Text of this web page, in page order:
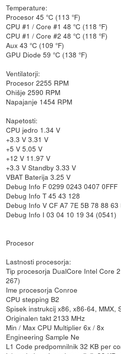
Temperature:
Procesor 45 °C (113 °F)
CPU #1 / Core #1 48 °C (118 °F)
CPU #1 / Core #2 48 °C (118 °F)
Aux 43 °C (109 °F)
GPU Diode 59 °C (138 °F)
Ventilatorji:
Procesor 2255 RPM
Ohišje 2590 RPM
Napajanje 1454 RPM
Napetosti:
CPU jedro 1.34 V
+3.3 V 3.31 V
+5 V 5.05 V
+12 V 11.97 V
+3.3 V Standby 3.33 V
VBAT Baterija 3.25 V
Debug Info F 0299 0243 0407 0FFF
Debug Info T 45 43 128
Debug Info V CF A7 7E 5B 78 88 63
Debug Info I 03 04 10 19 34 (0541)
Procesor
Lastnosti procesorja:
Tip procesorja DualCore Intel Core
267)
Ime procesorja Conroe
CPU stepping B2
Spisek instrukcij x86, x86-64, MMX,
Originalen takt 2133 MHz
Min / Max CPU Multiplier 6x / 8x
Engineering Sample Ne
L1 Code predpomnilnik 32 KB per